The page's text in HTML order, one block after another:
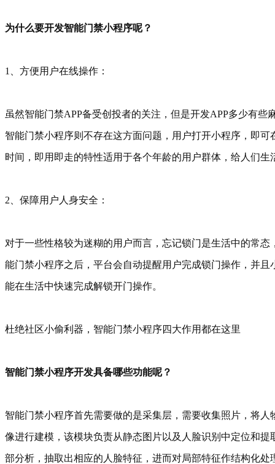
为什么要开发智能门禁小程序呢？
1、方便用户在线操作：
虽然智能门禁APP备受创投者的关注，但是开发APP多少有
智能门禁小程序则不存在这方面问题，用户打开小程序，即
时间，即用即走的特性适用于各个年龄的用户群体，给人们生
2、保障用户人身安全：
对于一些性格较为迷糊的用户而言，忘记锁门是生活中的常
能门禁小程序之后，平台会自动提醒用户完成锁门操作，并
能在生活中快速完成解锁开门操作。
杜绝社区小偷利器，智能门禁小程序四大作用都在这里
智能门禁小程序开发具备哪些功能呢？
智能门禁小程序首先需要做的是采集层，需要收集照片，将
像进行建模，该模块负责从静态图片以及人脸识别中定位和
部分析，抽取出相应的人脸特征，进而对局部特征作结构化